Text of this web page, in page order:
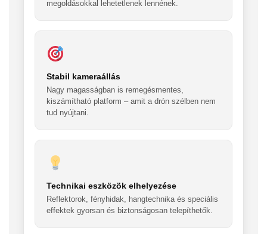
megoldásokkal lehetetlenek lennének.
Stabil kameraállás
Nagy magasságban is remegésmentes,
kiszámítható platform – amit a drón szélben nem
tud nyújtani.
Technikai eszközök elhelyezése
Reflektorok, fényhidak, hangtechnika és speciális
effektek gyorsan és biztonságosan telepíthetők.